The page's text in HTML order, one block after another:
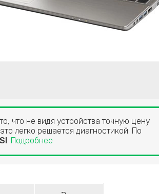
что не видя устройства точную цену
легко решается диагностикой. По
. Подробнее